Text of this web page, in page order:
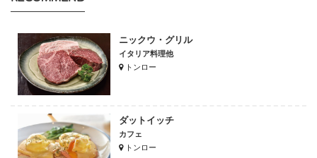
ニックウ・グリル
イタリア料理他
トンロー
ダットイッチ
カフェ
トンロー